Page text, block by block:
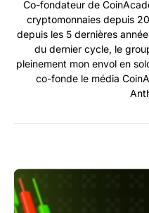
Co-fondateur de
cryptomonnaies depuis
depuis les 5 dernières
du dernier cycle, le
pleinement mon envol en
co-fonde le média